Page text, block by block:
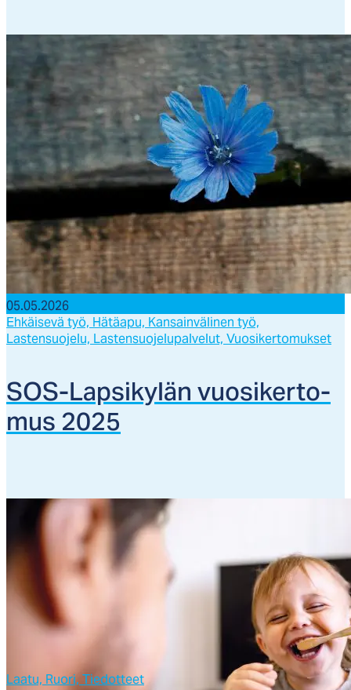
05.05.2026
Ehkäisevä työ, Hätäapu, Kansainvälinen työ,
Lastensuojelu, Lastensuojelupalvelut, Vuosikertomukset
SOS-Lap­si­ky­län vuo­si­ker­to­
mus 2025
Laatu, Ruori, Tiedotteet